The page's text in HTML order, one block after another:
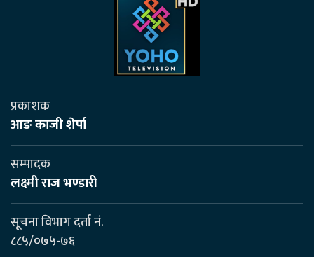
प्रकाशक
आङ काजी शेर्पा
सम्पादक
लक्ष्मी राज भण्डारी
सूचना विभाग दर्ता नं.
८८५/०७५-७६